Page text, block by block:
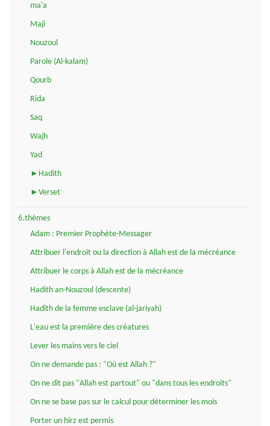
ma'a
Maji
Nouzoul
Parole (Al-kalam)
Qourb
Rida
Saq
Wajh
Yad
►Hadith
►Verset
6.thèmes
Adam : Premier Prophète-Messager
Attribuer l'endroit ou la direction à Allah est de la mécréance
Attribuer le corps à Allah est de la mécréance
Hadith an-Nouzoul (descente)
Hadith de la femme esclave (al-jariyah)
L'eau est la première des créatures
Lever les mains vers le ciel
On ne demande pas : "Où est Allah ?"
On ne dit pas "Allah est partout" ou "dans tous les endroits"
On ne se base pas sur le calcul pour déterminer les mois
Porter un hirz est permis